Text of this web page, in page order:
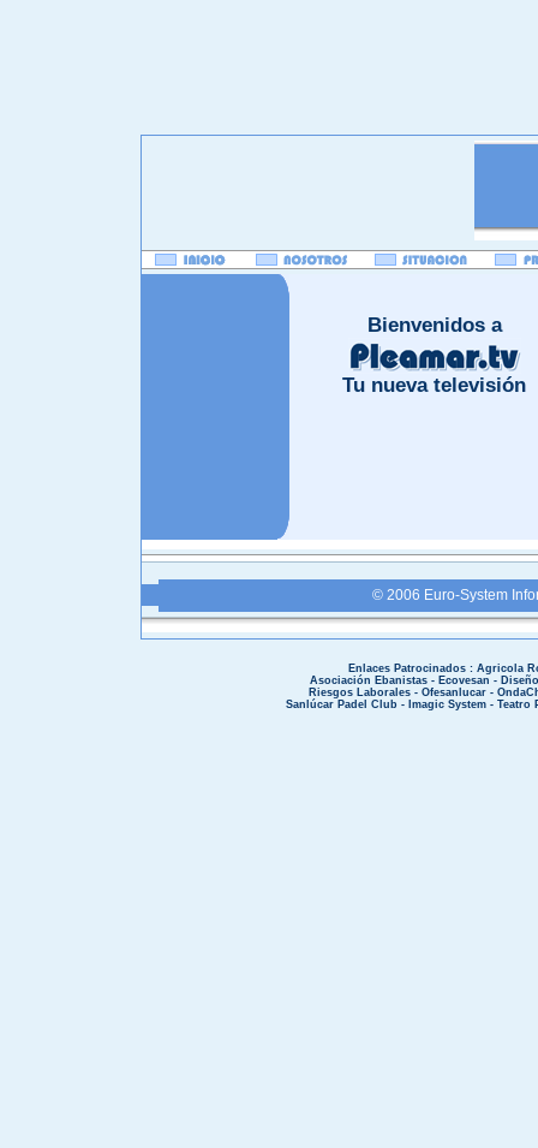
Bienvenidos a
Tu nueva televisión
© 2006 Euro-System
Enlaces Patrocinados : Agricola
Asociación Ebanistas- Ecovesan -
Riesgos Laborales - Ofesanlucar -
Sanlúcar Padel Club - Imagic System- Teatro